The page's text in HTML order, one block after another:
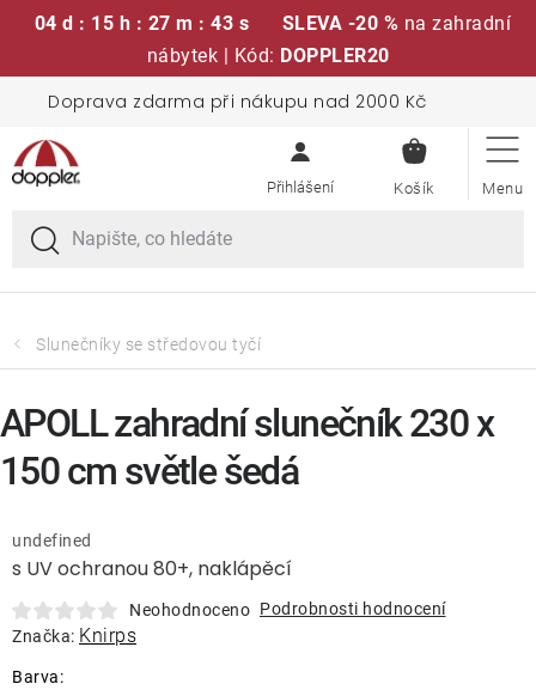
04 d : 15 h : 27 m : 42 s SLEVA -20 % na zahradní
nábytek | Kód: DOPPLER20
obsah
Doprava zdarma při nákupu nad 2000 Kč
KOŠÍK
Sedací soupravy
Slunečníky
Křesla a židle
Lavice a houpačky
Lehátka
Doplňky
Slunečníky se středovou tyčí
s UV ochranou 80+, naklápěcí
undefined
Neohodnoceno Podrobnosti hodnocení
Značka: Knirps
APOLL zahradní slunečník 230 x
150 cm světle šedá